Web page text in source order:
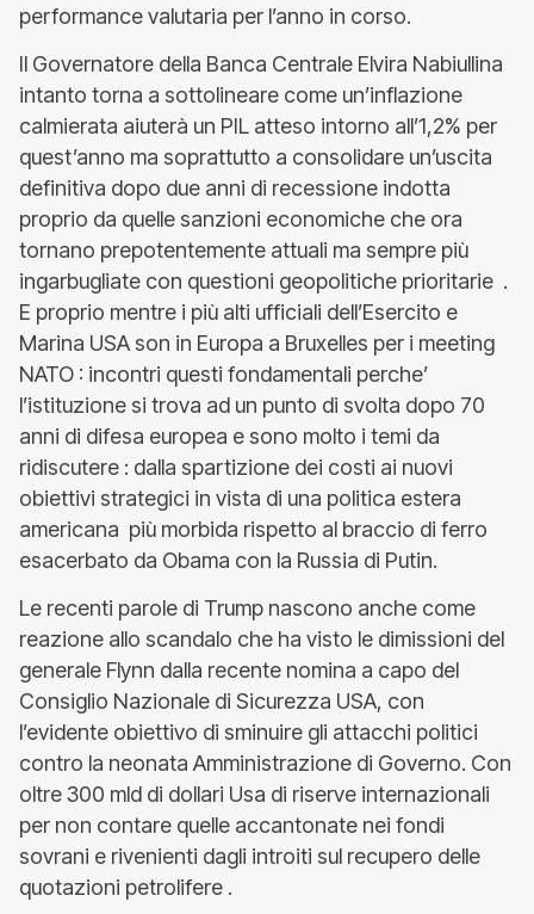
performance valutaria per l’anno in corso.
Il Governatore della Banca Centrale Elvira Nabiullina
intanto torna a sottolineare come un’inflazione
calmierata aiuterà un PIL atteso intorno all’1,2% per
quest’anno ma soprattutto a consolidare un’uscita
definitiva dopo due anni di recessione indotta
proprio da quelle sanzioni economiche che ora
tornano prepotentemente attuali ma sempre più
ingarbugliate con questioni geopolitiche prioritarie .
E proprio mentre i più alti ufficiali dell’Esercito e
Marina USA son in Europa a Bruxelles per i meeting
NATO : incontri questi fondamentali perche’
l’istituzione si trova ad un punto di svolta dopo 70
anni di difesa europea e sono molto i temi da
ridiscutere : dalla spartizione dei costi ai nuovi
obiettivi strategici in vista di una politica estera
americana più morbida rispetto al braccio di ferro
esacerbato da Obama con la Russia di Putin.
Le recenti parole di Trump nascono anche come
reazione allo scandalo che ha visto le dimissioni del
generale Flynn dalla recente nomina a capo del
Consiglio Nazionale di Sicurezza USA, con
l’evidente obiettivo di sminuire gli attacchi politici
contro la neonata Amministrazione di Governo. Con
oltre 300 mld di dollari Usa di riserve internazionali
per non contare quelle accantonate nei fondi
sovrani e rivenienti dagli introiti sul recupero delle
quotazioni petrolifere .